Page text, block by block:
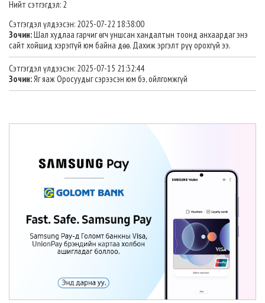
Нийт сэтгэгдэл: 2
Сэтгэгдэл үлдээсэн: 2025-07-22 18:38:00
Зочин:Шал худлаа гарчиг өгч уншсан хандалтын тоонд анхаардаг энэ
сайт хойшид хэрэггүй юм байна дөө. Дахиж эргэлт рүү орохгүй ээ.
Сэтгэгдэл үлдээсэн: 2025-07-15 21:32:44
Зочин:Яг яаж Оросуудыг сэрээсэн юм бэ, ойлгомжгүй